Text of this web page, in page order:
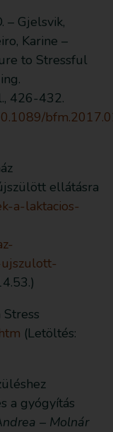
Karine –
to Stressful
426-432.
ellátásra
a-laktacios-
ujszulott-
(Letöltés:
a gyógyítás
– Molnár